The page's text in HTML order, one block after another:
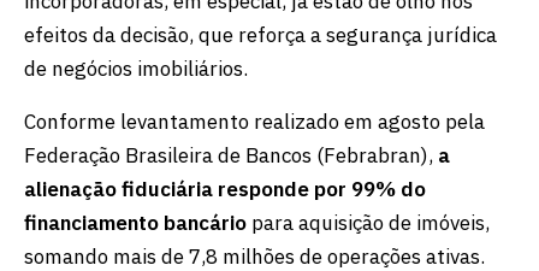
efeitos da decisão, que reforça a segurança jurídica
de negócios imobiliários.
Conforme levantamento realizado em agosto pela
Federação Brasileira de Bancos (Febrabran), a
alienação fiduciária responde por 99% do
financiamento bancário para aquisição de imóveis,
somando mais de 7,8 milhões de operações ativas.